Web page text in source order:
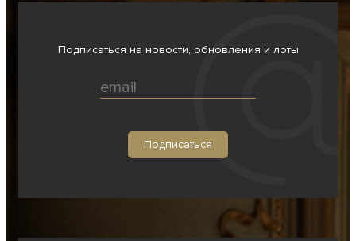
Подписаться на новости, обновления и лоты